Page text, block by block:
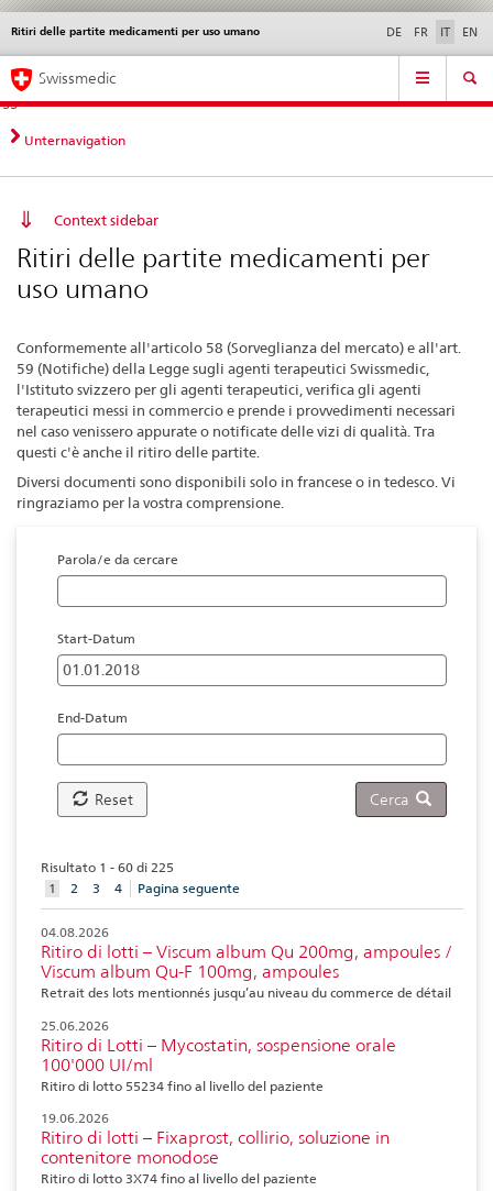
Navigazione
diretta:
novità,
aspetti
contatto
Novità &
norme
Contatto | Supporto &
aiuto
Ritiri delle partite medicamenti per uso umano DE FR IT EN
Service
Navigation
Swissmedic
Unternavigation
Context sidebar
Ritiri delle partite medicamenti per
uso umano
Conformemente all'articolo 58 (Sorveglianza del mercato) e all'art.
59 (Notifiche) della Legge sugli agenti terapeutici Swissmedic,
l'Istituto svizzero per gli agenti terapeutici, verifica gli agenti
terapeutici messi in commercio e prende i provvedimenti necessari
nel caso venissero appurate o notificate delle vizi di qualità. Tra
questi c'è anche il ritiro delle partite.
Diversi documenti sono disponibili solo in francese o in tedesco. Vi
ringraziamo per la vostra comprensione.
Parola/e da cercare
Start-Datum
End-Datum
Reset Cerca
Risultato 1 - 60 di 225
1 aktuelles
Element
2 3 4 Pagina seguente
04.08.2026
Ritiro di lotti – Viscum album Qu 200mg, ampoules /
Viscum album Qu-F 100mg, ampoules
Retrait des lots mentionnés jusqu’au niveau du commerce de détail
25.06.2026
Ritiro di Lotti – Mycostatin, sospensione orale
100'000 UI/ml
Ritiro di lotto 55234 fino al livello del paziente
19.06.2026
Ritiro di lotti – Fixaprost, collirio, soluzione in
contenitore monodose
Ritiro di lotto 3X74 fino al livello del paziente